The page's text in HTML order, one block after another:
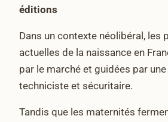
éditions
Dans un contexte néolibéral, les
actuelles de la naissance en
par le marché et guidées par
techniciste et sécuritaire.
Tandis que les maternités